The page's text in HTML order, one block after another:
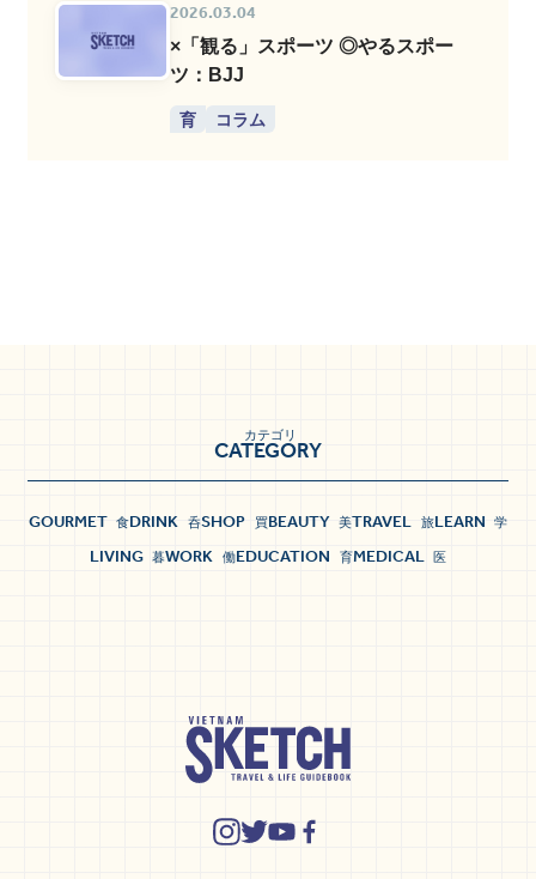
2026.03.04
×「観る」スポーツ ◎やるスポー
ツ：BJJ
育 コラム
CATEGORY
カテゴリ
GOURMET 食DRINK 呑SHOP 買BEAUTY 美TRAVEL 旅LEARN 学
LIVING 暮WORK 働EDUCATION 育MEDICAL 医